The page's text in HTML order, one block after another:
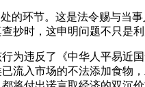
环节。这是法令赐与当
抄时，这申明问题不只是
违反了《中华人平易近
流入市场的不法添加食物